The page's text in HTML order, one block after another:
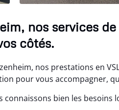
nos services
côtés.
nos prestations en
pour vous accompagner,
bien les besoins